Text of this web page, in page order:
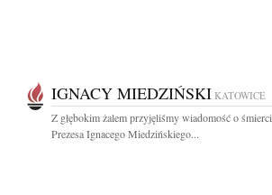
IGNACY MIEDZIŃSKI KATOWICE
Z głębokim żalem przyjęliśmy wiadomość o śmierci
Prezesa Ignacego Miedzińskiego...